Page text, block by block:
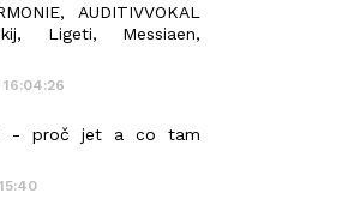
AUDITIVVOKAL
Ligeti, Messiaen,
- proč jet a co tam